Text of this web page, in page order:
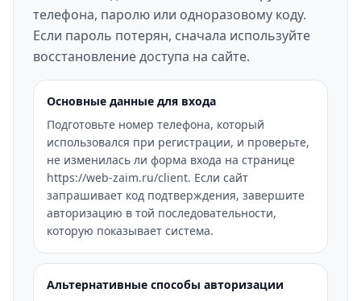
телефона, паролю или одноразовому коду.
Если пароль потерян, сначала используйте
восстановление доступа на сайте.
Основные данные для входа
Подготовьте номер телефона, который
использовался при регистрации, и проверьте,
не изменилась ли форма входа на странице
https://web-zaim.ru/client. Если сайт
запрашивает код подтверждения, завершите
авторизацию в той последовательности,
которую показывает система.
Альтернативные способы авторизации